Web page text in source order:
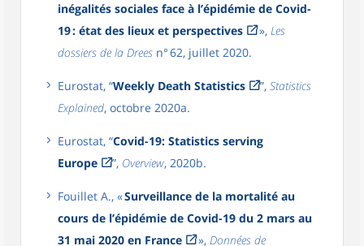
inégalités sociales face à l’épidémie de Covid-
19 : état des lieux et perspectives
», Les
dossiers de la Drees n° 62, juillet 2020.
Eurostat, “Weekly Death Statistics ”, Statistics
Explained, octobre 2020a.
Eurostat, “Covid-19: Statistics serving
Europe
”, Overview, 2020b.
Fouillet A., «Surveillance de la mortalité au
cours de l’épidémie de Covid-19 du 2 mars au
31 mai 2020 en France
», Données de